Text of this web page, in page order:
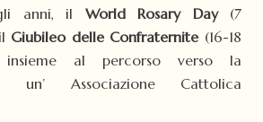
anni, il World Rosary Day(7
Giubileo delle Confraternite (16-18
al percorso verso la
un’ Associazione Cattolica